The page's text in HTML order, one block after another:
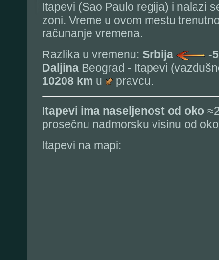
Itapevi (Sao Paulo regija) i nalazi
zoni. Vreme u ovom mestu
računanje vremena.
Razlika u vremenu: Srbija
-
Daljina Beograd - Itapevi
10208 km u pravcu.
Itapevi ima naseljenost od oko
prosečnu nadmorsku visinu od
Itapevi na mapi: